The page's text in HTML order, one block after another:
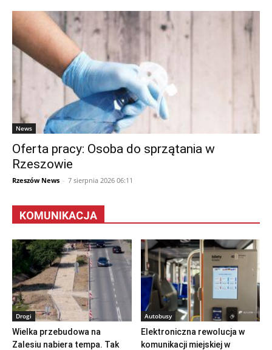
News
Oferta pracy: Osoba do sprzątania w
Rzeszowie
Rzeszów News - 7 sierpnia 2026 06:11
KOMUNIKACJA
Drogi
Wielka przebudowa na
Zalesiu nabiera tempa. Tak
Autobusy
Elektroniczna rewolucja w
komunikacji miejskiej w